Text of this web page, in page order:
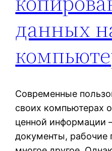
данных
Современные
своих компьютерах
ценной информации
документы, рабочие